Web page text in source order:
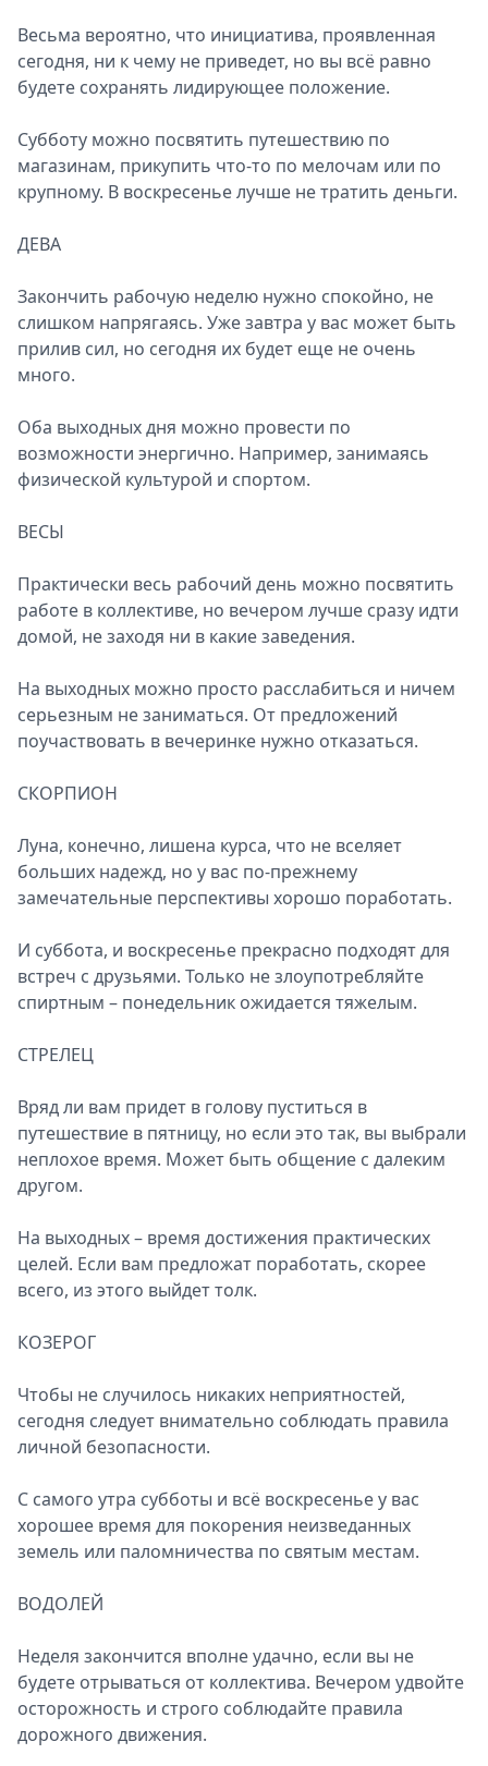
Весьма вероятно, что инициатива, проявленная
сегодня, ни к чему не приведет, но вы всё равно
будете сохранять лидирующее положение.
Субботу можно посвятить путешествию по
магазинам, прикупить что-то по мелочам или по
крупному. В воскресенье лучше не тратить деньги.
ДЕВА
Закончить рабочую неделю нужно спокойно, не
слишком напрягаясь. Уже завтра у вас может быть
прилив сил, но сегодня их будет еще не очень
много.
Оба выходных дня можно провести по
возможности энергично. Например, занимаясь
физической культурой и спортом.
ВЕСЫ
Практически весь рабочий день можно посвятить
работе в коллективе, но вечером лучше сразу идти
домой, не заходя ни в какие заведения.
На выходных можно просто расслабиться и ничем
серьезным не заниматься. От предложений
поучаствовать в вечеринке нужно отказаться.
СКОРПИОН
Луна, конечно, лишена курса, что не вселяет
больших надежд, но у вас по-прежнему
замечательные перспективы хорошо поработать.
И суббота, и воскресенье прекрасно подходят для
встреч с друзьями. Только не злоупотребляйте
спиртным – понедельник ожидается тяжелым.
СТРЕЛЕЦ
Вряд ли вам придет в голову пуститься в
путешествие в пятницу, но если это так, вы выбрали
неплохое время. Может быть общение с далеким
другом.
На выходных – время достижения практических
целей. Если вам предложат поработать, скорее
всего, из этого выйдет толк.
КОЗЕРОГ
Чтобы не случилось никаких неприятностей,
сегодня следует внимательно соблюдать правила
личной безопасности.
С самого утра субботы и всё воскресенье у вас
хорошее время для покорения неизведанных
земель или паломничества по святым местам.
ВОДОЛЕЙ
Неделя закончится вполне удачно, если вы не
будете отрываться от коллектива. Вечером удвойте
осторожность и строго соблюдайте правила
дорожного движения.